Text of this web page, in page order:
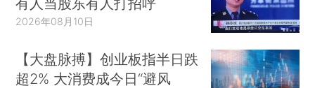
2026年08月10日
【大盘脉搏】创业板指半日跌
超2% 大消费成今日“避风